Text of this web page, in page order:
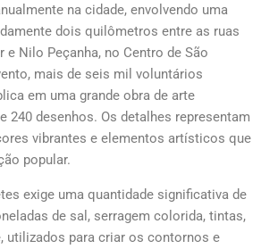
na cidade, envolvendo uma
dois quilômetros entre as ruas
e Nilo Peçanha, no Centro de São
mais de seis mil voluntários
em uma grande obra de arte
240 desenhos. Os detalhes representam
vibrantes e elementos artísticos que
popular.
exige uma quantidade significativa de
de sal, serragem colorida, tintas,
utilizados para criar os contornos e